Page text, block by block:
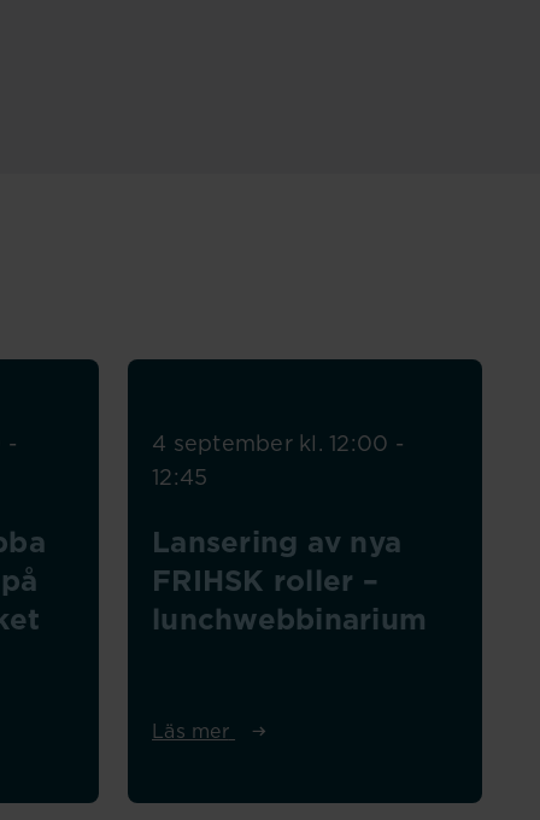
-
4 september kl. 12:00 -
12:45
Lansering av nya
FRIHSK roller –
lunchwebbinarium
Läs mer